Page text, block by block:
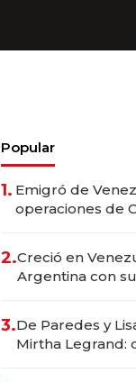
Popular
1. Emigró de
operaciones de
2.Creció en
Argentina con
marcas "fast
3.De Paredes y
Mirtha Legrand: